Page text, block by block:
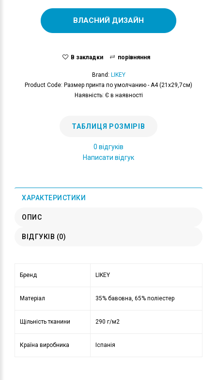
ВЛАСНИЙ ДИЗАЙН
В закладки порівняння
Brand: LIKEY
Product Code: Размер принта по умолчанию - А4 (21x29,7см)
Наявність: Є в наявності
ТАБЛИЦЯ РОЗМІРІВ
0 відгуків
Написати відгук
ХАРАКТЕРИСТИКИ
ОПИС
ВІДГУКІВ (0)
Бренд LIKEY
Матеріал 35% бавовна, 65% поліестер
Щільність тканини 290 г/м2
Країна виробника Іспанія